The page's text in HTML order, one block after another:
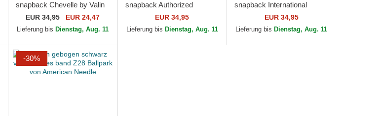
snapback Chevelle by Valin
von American Needle
EUR34,95 EUR 24,47
Lieferung bis Dienstag, Aug. 11
snapback Authorized
Service Valin von American
Needle
EUR 34,95
Lieferung bis Dienstag, Aug. 11
snapback International
Speedway Tri Color von
American Needle
EUR 34,95
Lieferung bis Dienstag, Aug. 11
-30%